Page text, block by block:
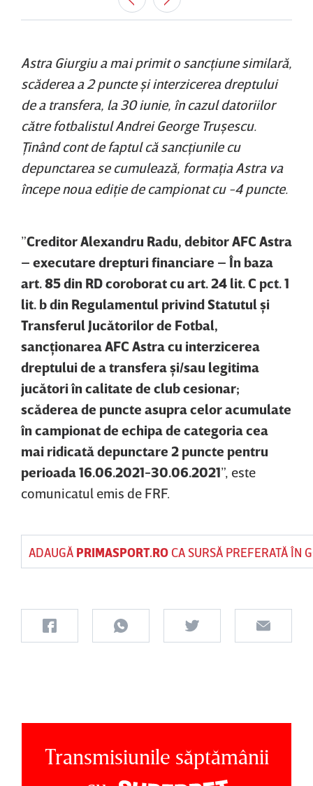
Astra Giurgiu a mai primit o sancţiune similară,
scăderea a 2 puncte şi interzicerea dreptului
de a transfera, la 30 iunie, în cazul datoriilor
către fotbalistul Andrei George Truşescu.
Ţinând cont de faptul că sancţiunile cu
depunctarea se cumulează, formaţia Astra va
începe noua ediţie de campionat cu -4 puncte.
”Creditor Alexandru Radu, debitor AFC Astra
– executare drepturi financiare – În baza
art. 85 din RD coroborat cu art. 24 lit. C pct. 1
lit. b din Regulamentul privind Statutul şi
Transferul Jucătorilor de Fotbal,
sancţionarea AFC Astra cu interzicerea
dreptului de a transfera şi/sau legitima
jucători în calitate de club cesionar;
scăderea de puncte asupra celor acumulate
în campionat de echipa de categoria cea
mai ridicată depunctare 2 puncte pentru
perioada 16.06.2021-30.06.2021”, este
comunicatul emis de FRF.
ADAUGĂ PRIMASPORT.ROCA SURSĂ PREFERATĂ ÎN
Transmisiunile săptămânii